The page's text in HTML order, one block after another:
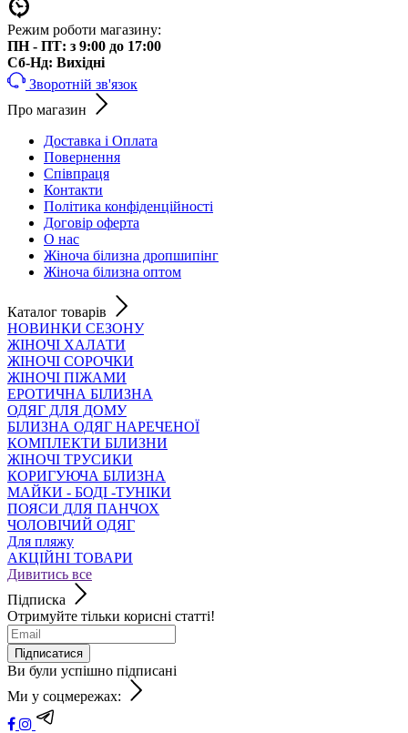
Режим роботи магазину:
ПН - ПТ: з 9:00 до 17:00
Cб-Нд: Вихідні
Зворотній зв'язок
Про магазин
Доставка і Оплата
Повернення
Співпраця
Контакти
Політика конфіденційності
Договір оферта
О нас
Жіноча білизна дропшипінг
Жіноча білизна оптом
Каталог товарів
НОВИНКИ СЕЗОНУ
ЖІНОЧІ ХАЛАТИ
ЖІНОЧІ СОРОЧКИ
ЖІНОЧІ ПІЖАМИ
ЕРОТИЧНА БІЛИЗНА
ОДЯГ ДЛЯ ДОМУ
БІЛИЗНА ОДЯГ НАРЕЧЕНОЇ
КОМПЛЕКТИ БІЛИЗНИ
ЖІНОЧІ ТРУСИКИ
КОРИГУЮЧА БІЛИЗНА
МАЙКИ - БОДІ -ТУНІКИ
ПОЯСИ ДЛЯ ПАНЧОХ
ЧОЛОВІЧИЙ ОДЯГ
Для пляжу
АКЦІЙНІ ТОВАРИ
Дивитись все
Підписка
Отримуйте тільки корисні статті!
Підписатися
Ви були успішно підписані
Ми у соцмережах: